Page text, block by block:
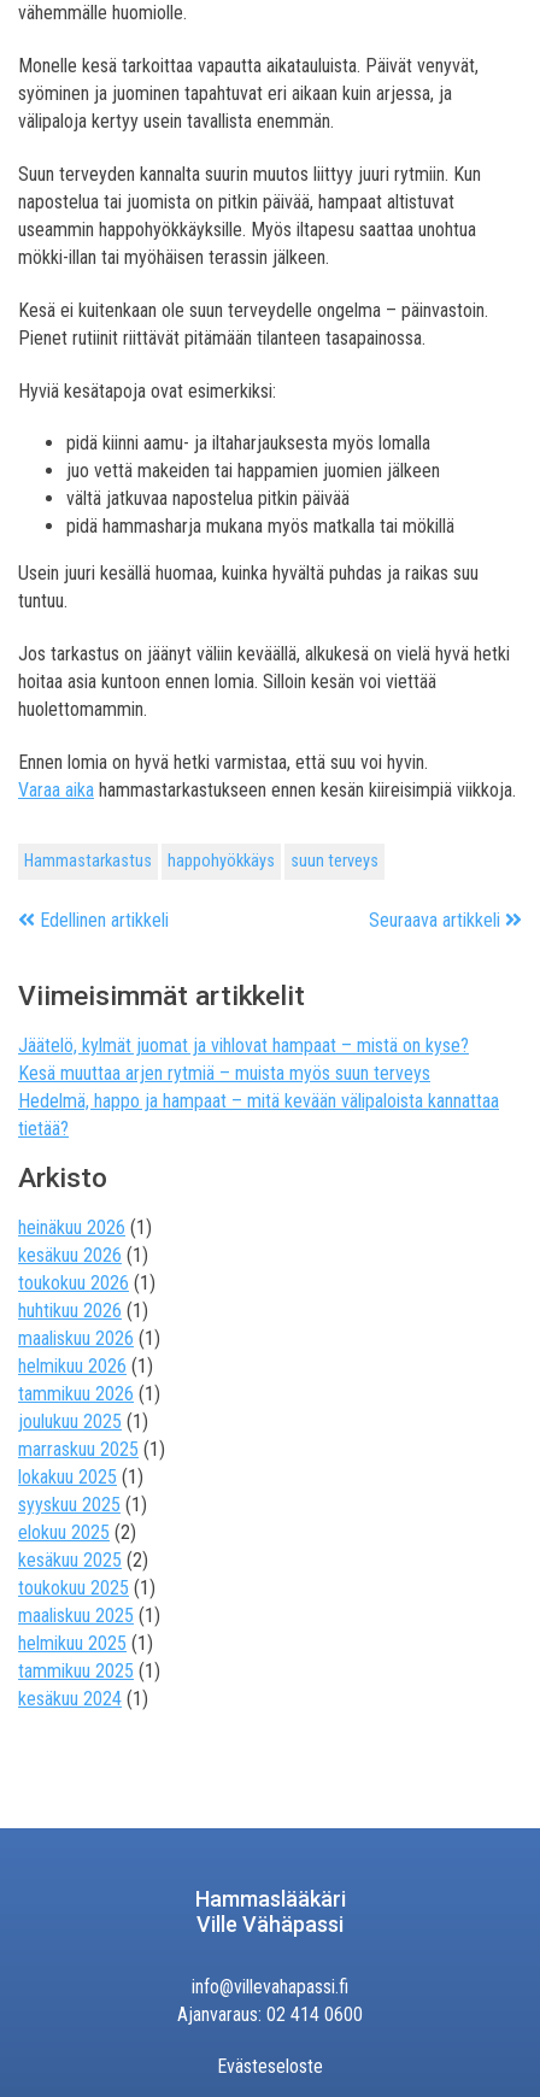
vähemmälle huomiolle.
Monelle kesä tarkoittaa vapautta aikatauluista. Päivät venyvät,
syöminen ja juominen tapahtuvat eri aikaan kuin arjessa, ja
välipaloja kertyy usein tavallista enemmän.
Suun terveyden kannalta suurin muutos liittyy juuri rytmiin. Kun
napostelua tai juomista on pitkin päivää, hampaat altistuvat
useammin happohyökkäyksille. Myös iltapesu saattaa unohtua
mökki-illan tai myöhäisen terassin jälkeen.
Kesä ei kuitenkaan ole suun terveydelle ongelma – päinvastoin.
Pienet rutiinit riittävät pitämään tilanteen tasapainossa.
Hyviä kesätapoja ovat esimerkiksi:
pidä kiinni aamu- ja iltaharjauksesta myös lomalla
juo vettä makeiden tai happamien juomien jälkeen
vältä jatkuvaa napostelua pitkin päivää
pidä hammasharja mukana myös matkalla tai mökillä
Usein juuri kesällä huomaa, kuinka hyvältä puhdas ja raikas suu
tuntuu.
Jos tarkastus on jäänyt väliin keväällä, alkukesä on vielä hyvä hetki
hoitaa asia kuntoon ennen lomia. Silloin kesän voi viettää
huolettomammin.
Ennen lomia on hyvä hetki varmistaa, että suu voi hyvin.
Varaa aika hammastarkastukseen ennen kesän kiireisimpiä viikkoja.
Hammastarkastus happohyökkäys suun terveys
Edellinen artikkeli Seuraava artikkeli
Viimeisimmät artikkelit
Jäätelö, kylmät juomat ja vihlovat hampaat – mistä on kyse?
Kesä muuttaa arjen rytmiä – muista myös suun terveys
Hedelmä, happo ja hampaat – mitä kevään välipaloista kannattaa
tietää?
Arkisto
heinäkuu 2026 (1)
kesäkuu 2026 (1)
toukokuu 2026 (1)
huhtikuu 2026 (1)
maaliskuu 2026 (1)
helmikuu 2026 (1)
tammikuu 2026 (1)
joulukuu 2025 (1)
marraskuu 2025 (1)
lokakuu 2025 (1)
syyskuu 2025 (1)
elokuu 2025 (2)
kesäkuu 2025 (2)
toukokuu 2025 (1)
maaliskuu 2025 (1)
helmikuu 2025 (1)
tammikuu 2025 (1)
kesäkuu 2024 (1)
Hammaslääkäri
Ville Vähäpassi
info@villevahapassi.fi
Ajanvaraus: 02 414 0600
Evästeseloste